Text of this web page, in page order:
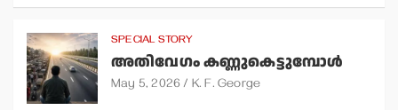
SPECIAL STORY
അതിവേഗം കണ്ണുകെട്ടുമ്പോള്‍
May 5, 2026 K. F. George